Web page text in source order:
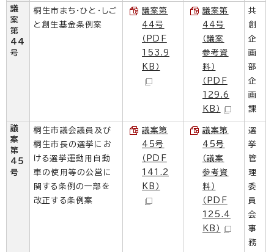
議
案
第
44
号
桐生市まち・ひと・しご
と創生基金条例案
議案第
44号
（PDF
153.9
KB）
議案第
44号
（議案
参考資
料）
（PDF
129.6
KB）
共
創
企
画
部
企
画
課
議
案
第
45
号
桐生市議会議員及び
桐生市長の選挙にお
ける選挙運動用自動
車の使用等の公営に
関する条例の一部を
改正する条例案
議案第
45号
（PDF
141.2
KB）
議案第
45号
（議案
参考資
料）
（PDF
125.4
KB）
選
挙
管
理
委
員
会
事
務